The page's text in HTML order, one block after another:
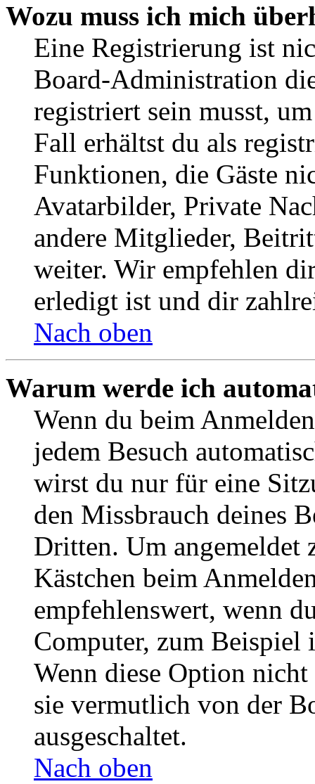
Wozu muss ich mich
Eine Registrierung ist
Board-Administration
registriert sein musst,
Fall erhältst du als
Funktionen, die Gäste
Avatarbilder, Private
andere Mitglieder,
weiter. Wir empfehlen
erledigt ist und dir
Nach oben
Warum werde ich
Wenn du beim
jedem Besuch
wirst du nur für eine
den Missbrauch deines
Dritten. Um angemeldet
Kästchen beim
empfehlenswert, wenn
Computer, zum Beispiel
Wenn diese Option
sie vermutlich von der
ausgeschaltet.
Nach oben